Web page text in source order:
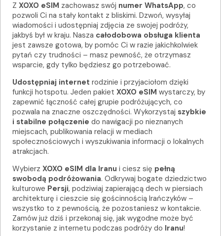
Z XOXO eSIM zachowasz swój numer WhatsApp, co
pozwoli Ci na stały kontakt z bliskimi. Dzwoń, wysyłaj
wiadomości i udostępniaj zdjęcia ze swojej podróży,
jakbyś był w kraju. Nasza całodobowa obsługa klienta
jest zawsze gotowa, by pomóc Ci w razie jakichkolwiek
pytań czy trudności – masz pewność, że otrzymasz
wsparcie, gdy tylko będziesz go potrzebować.
Udostępniaj internet rodzinie i przyjaciołom dzięki
funkcji hotspotu. Jeden pakiet XOXO eSIM wystarczy, by
zapewnić łączność całej grupie podróżujących, co
pozwala na znaczne oszczędności. Wykorzystaj szybkie
i stabilne połączenie do nawigacji po nieznanych
miejscach, publikowania relacji w mediach
społecznościowych i wyszukiwania informacji o lokalnych
atrakcjach.
Wybierz XOXO eSIM dla Iranu i ciesz się pełną
swobodą podróżowania. Odkrywaj bogate dziedzictwo
kulturowe Persji, podziwiaj zapierającą dech w piersiach
architekturę i cieszcie się gościnnością Irańczyków –
wszystko to z pewnością, że pozostaniesz w kontakcie.
Zamów już dziś i przekonaj się, jak wygodne może być
korzystanie z internetu podczas podróży do Iranu!